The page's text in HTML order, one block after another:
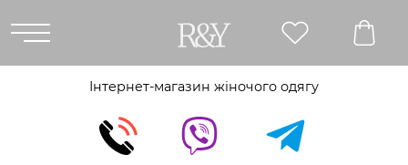
Інтернет-магазин жіночого одягу